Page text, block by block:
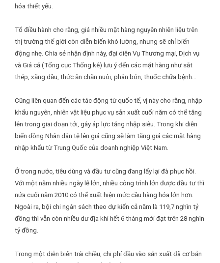
hóa thiết yếu.
Tổ điều hành cho rằng, giá nhiều mặt hàng nguyên nhiên liệu trên
thị trường thế giới còn diễn biến khó lường, nhưng sẽ chỉ biến
động nhẹ. Chia sẻ nhận định này, đại diện Vụ Thương mại, Dịch vụ
và Giá cả (Tổng cục Thống kê) lưu ý đến các mặt hàng như sắt
thép, xăng dầu, thức ăn chăn nuôi, phân bón, thuốc chữa bệnh…
Cũng liên quan đến các tác động từ quốc tế, vị này cho rằng, nhập
khẩu nguyên, nhiên vật liệu phục vụ sản xuất cuối năm có thể tăng
lên trong giai đoạn tới, gây áp lực tăng nhập siêu. Trong khi diễn
biến đồng Nhân dân tệ lên giá cũng sẽ làm tăng giá các mặt hàng
nhập khẩu từ Trung Quốc của doanh nghiệp Việt Nam.
Ở trong nước, tiêu dùng và đầu tư cũng đang lấy lại đà phục hồi.
Với một năm nhiều ngày lễ lớn, nhiều công trình lớn được đầu tư thì
nửa cuối năm 2010 có thể xuất hiện mức cầu hàng hóa lớn hơn.
Ngoài ra, bội chi ngân sách theo dự kiến cả năm là 119,7 nghìn tỷ
đồng thì vẫn còn nhiều dư địa khi hết 6 tháng mới đạt trên 28 nghìn
tỷ đồng.
Trong một diễn biến trái chiều, chi phí đầu vào sản xuất đã cơ bản